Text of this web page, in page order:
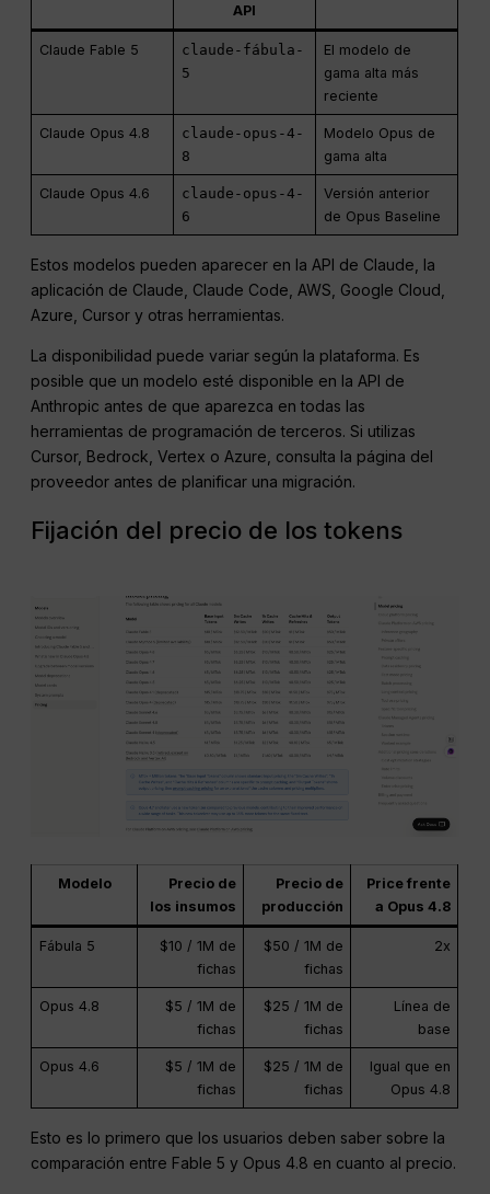
API
Claude Fable 5
claude-fábula-
5
El modelo de
gama alta más
reciente
Claude Opus 4.8
claude-opus-4-
8
Modelo Opus de
gama alta
Claude Opus 4.6
claude-opus-4-
6
Versión anterior
de Opus Baseline
Estos modelos pueden aparecer en la API de Claude, la
aplicación de Claude, Claude Code, AWS, Google Cloud,
Azure, Cursor y otras herramientas.
La disponibilidad puede variar según la plataforma. Es
posible que un modelo esté disponible en la API de
Anthropic antes de que aparezca en todas las
herramientas de programación de terceros. Si utilizas
Cursor, Bedrock, Vertex o Azure, consulta la página del
proveedor antes de planificar una migración.
Fijación del precio de los tokens
Modelo
Precio de
los insumos
Precio de
producción
Price frente
a Opus 4.8
Fábula 5
$10 / 1M de
fichas
$50 / 1M de
fichas
2x
Opus 4.8
$5 / 1M de
fichas
$25 / 1M de
fichas
Línea de
base
Opus 4.6
$5 / 1M de
fichas
$25 / 1M de
fichas
Igual que en
Opus 4.8
Esto es lo primero que los usuarios deben saber sobre la
comparación entre Fable 5 y Opus 4.8 en cuanto al precio.